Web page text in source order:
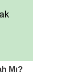
Mı?